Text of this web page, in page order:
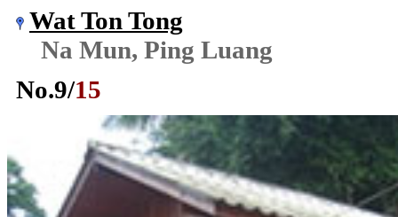
Wat Ton Tong
Na Mun, Ping Luang
No.9/15